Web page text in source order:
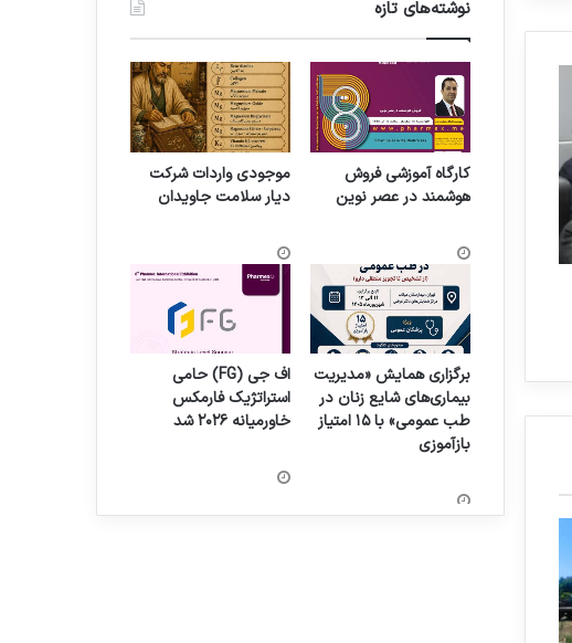
نوشته‌های تازه
کارگاه آموزشی فروش
هوشمند در عصر نوین
موجودی واردات شرکت
دیار سلامت جاویدان
برگزاری همایش «مدیریت
بیماری‌های شایع زنان در
طب عمومی» با ۱۵ امتیاز
بازآموزی
اف جی (FG) حامی
استراتژیک فارمکس
خاورمیانه ۲۰۲۶ شد